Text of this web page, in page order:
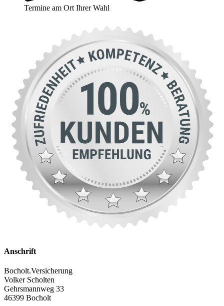
Termine am Ort Ihrer Wahl
Anschrift
Bocholt.Versicherung
Volker Scholten
Gehrsmannweg 33
46399 Bocholt